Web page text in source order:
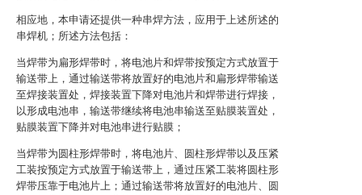
相应地，本申请还提供一种串焊方法，应用于上述所述的
串焊机；所述方法包括：
当焊带为扁形焊带时，将电池片和焊带按预定方式放置于
输送带上，通过输送带将放置好的电池片和扁形焊带输送
至焊接装置处，焊接装置下降对电池片和焊带进行焊接，
以形成电池串，输送带继续将电池串输送至贴膜装置处，
贴膜装置下降并对电池串进行贴膜；
当焊带为圆柱形焊带时，将电池片、圆柱形焊带以及压紧
工装按预定方式放置于输送带上，通过压紧工装将圆柱形
焊带压靠于电池片上；通过输送带将放置好的电池片、圆